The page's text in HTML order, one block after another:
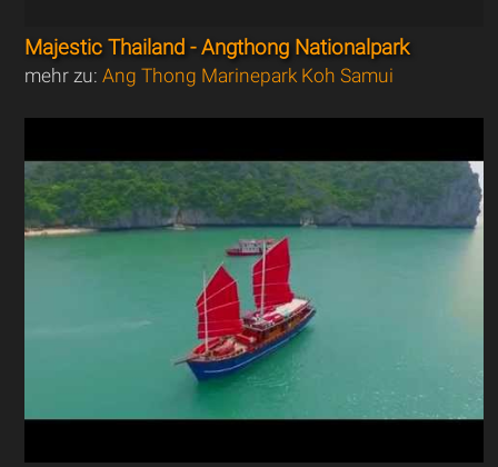
Majestic Thailand - Angthong Nationalpark
mehr zu:Ang Thong Marinepark Koh Samui